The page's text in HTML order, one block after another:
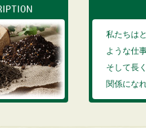
私たちは
ような仕
そして長
関係にな